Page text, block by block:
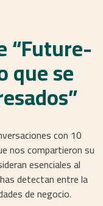
“Future-
que se
con 10
nos compartieron su
esenciales al
detectan entre la
de negocio.